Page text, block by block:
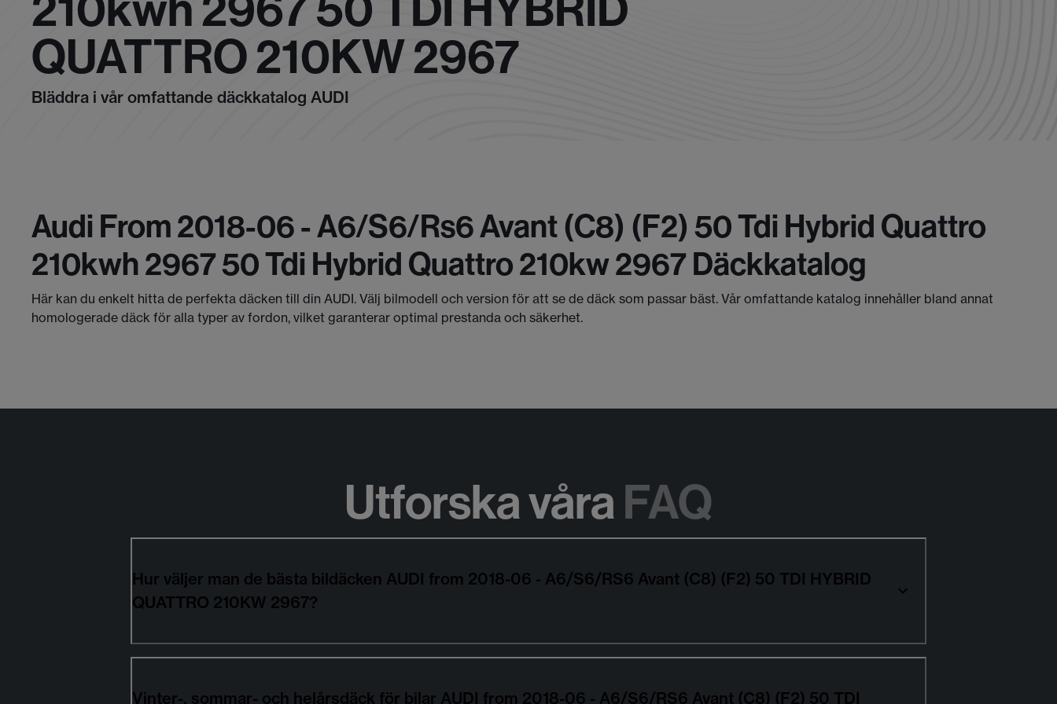
QUATTRO 210KW 2967
Bläddra i vår omfattande däckkatalog AUDI
Audi From 2018-06 - A6/s6/rs6 Avant (c8) (f2) 50 Tdi Hybrid Quattro
210kwh 2967 50 Tdi Hybrid Quattro 210kw 2967 Däckkatalog
Här kan du enkelt hitta de perfekta däcken till din AUDI. Välj bilmodell och version för att se de däck som passar bäst. Vår omfattande katalog innehåller bland annat
homologerade däck för alla typer av fordon, vilket garanterar optimal prestanda och säkerhet.
Utforska våraFAQ
Hur väljer man de bästa bildäcken AUDI from 2018-06 - A6/S6/RS6 Avant (C8) (F2) 50 TDI HYBRID
QUATTRO 210KW 2967?
Vinter-, sommar- och helårsdäck för bilar AUDI from 2018-06 - A6/S6/RS6 Avant (C8) (F2) 50 TDI